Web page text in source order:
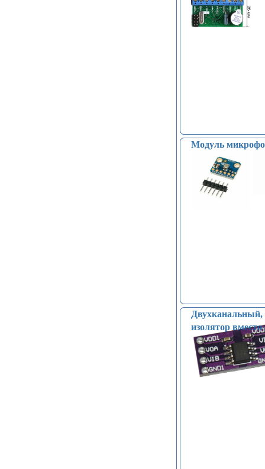
Модуль
изолятор